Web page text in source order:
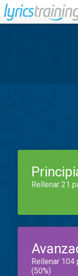
Rellenar 21
Rellenar 104
(50%)